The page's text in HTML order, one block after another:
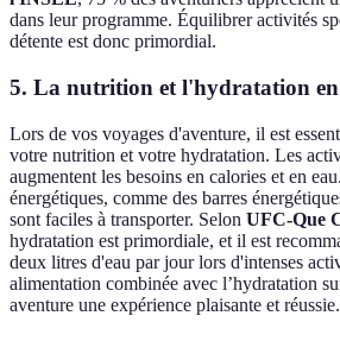
dans leur programme. Équilibrer activités
détente est donc primordial.
5. La nutrition et l'hydratation
Lors de vos voyages d'aventure, il est
votre nutrition et votre hydratation. Les
augmentent les besoins en calories et en
énergétiques, comme des barres
sont faciles à transporter. Selon UFC-Que
hydratation est primordiale, et il est
deux litres d'eau par jour lors d'intenses
alimentation combinée avec l’hydratation
aventure une expérience plaisante et réussie.